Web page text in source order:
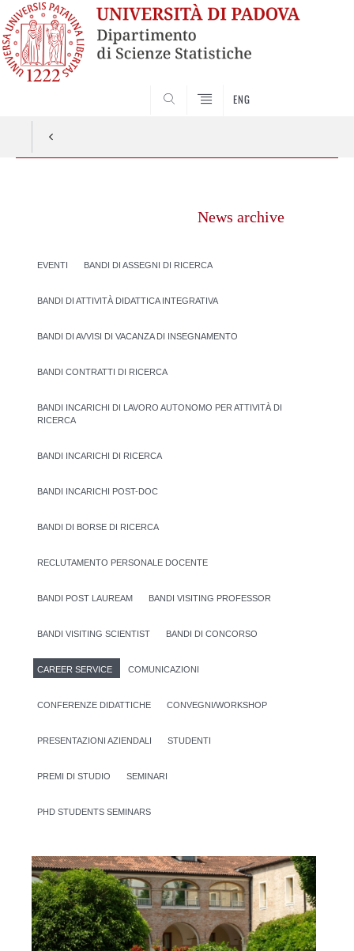
ENG
News archive
EVENTI BANDI DI ASSEGNI DI RICERCA
BANDI DI ATTIVITÀ DIDATTICA INTEGRATIVA
BANDI DI AVVISI DI VACANZA DI INSEGNAMENTO
BANDI CONTRATTI DI RICERCA
BANDI INCARICHI DI LAVORO AUTONOMO PER ATTIVITÀ DI
RICERCA
BANDI INCARICHI DI RICERCA
BANDI INCARICHI POST-DOC
BANDI DI BORSE DI RICERCA
RECLUTAMENTO PERSONALE DOCENTE
BANDI POST LAUREAM BANDI VISITING PROFESSOR
BANDI VISITING SCIENTIST BANDI DI CONCORSO
CAREER SERVICE COMUNICAZIONI
CONFERENZE DIDATTICHE CONVEGNI/WORKSHOP
PRESENTAZIONI AZIENDALI STUDENTI
PREMI DI STUDIO SEMINARI
PHD STUDENTS SEMINARS